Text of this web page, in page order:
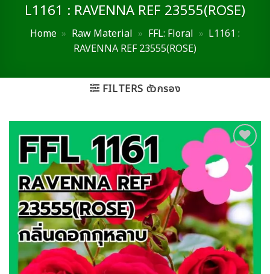
L1161 : RAVENNA REF 23555(ROSE)
Home » Raw Material » FFL: Floral » L1161 :
RAVENNA REF 23555(ROSE)
FILTERS ตัวกรอง
Add to
wishlist